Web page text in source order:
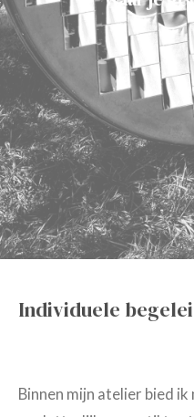
Individuele
Binnen mijn atelier bied